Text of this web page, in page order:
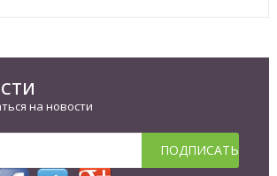
на новости